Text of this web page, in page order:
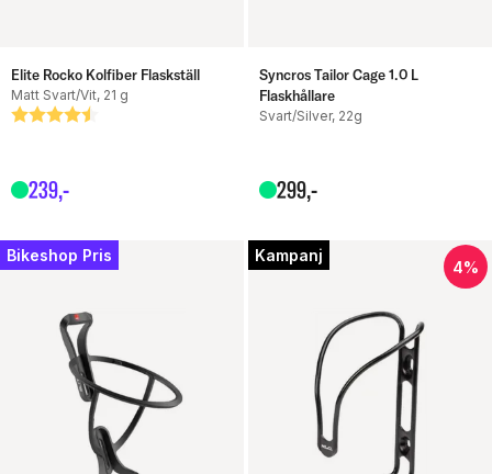
Elite Rocko Kolfiber Flaskställ
Matt Svart/Vit, 21 g
Betyg:
4.8 utav 5 stjärnor
239,-
Syncros Tailor Cage 1.0 L
Flaskhållare
Svart/Silver, 22g
299,-
Bikeshop Pris Kampanj
4%